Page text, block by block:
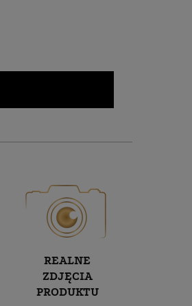
REALNE
ZDJĘCIA
PRODUKTU